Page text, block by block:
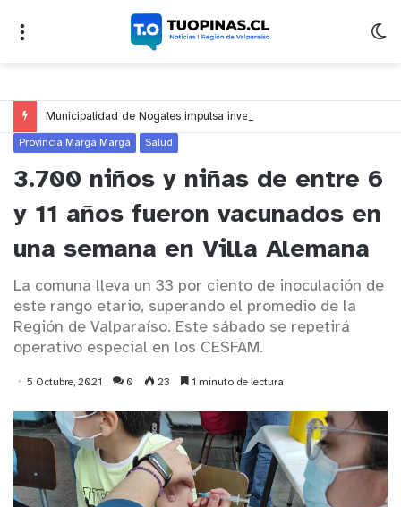
Provincia Marga Marga Salud
3.700 niños y niñas de entre 6
y 11 años fueron vacunados en
una semana en Villa Alemana
La comuna lleva un 33 por ciento de inoculación de
este rango etario, superando el promedio de la
Región de Valparaíso. Este sábado se repetirá
operativo especial en los CESFAM.
5 Octubre, 2021 0 23 1 minuto de lectura